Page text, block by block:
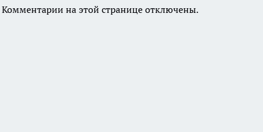
Комментарии на этой странице отключены.